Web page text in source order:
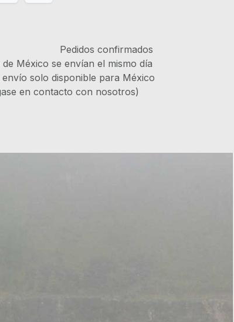
confirmados
México se envían el mismo día
solo disponible para México
en contacto con nosotros)